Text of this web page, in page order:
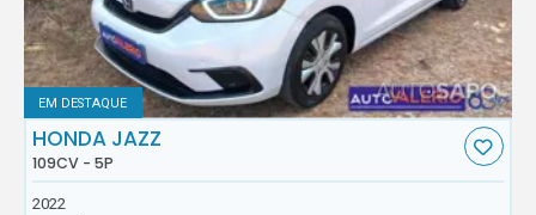
EM DESTAQUE
HONDA JAZZ
109CV - 5P
2022